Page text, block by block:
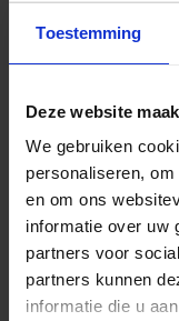
Toestemming
Deze website
We gebruiken
personaliseren,
en om ons
informatie over uw
partners voor
partners kunnen
informatie die u
Met een verbruik
LED‑spot
levert een
kleurcode930,
uitstekende
levendige en
kleuren.
Lange levensduur